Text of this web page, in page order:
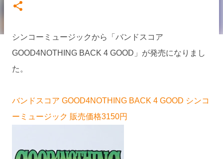
シンコーミュージックから「バンドスコア
GOOD4NOTHING BACK 4 GOOD」が発売になりまし
た。
バンドスコア GOOD4NOTHING BACK 4 GOOD シンコ
ーミュージック 販売価格3150円